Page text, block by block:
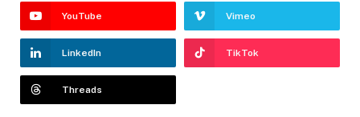
YouTube Vimeo
LinkedIn TikTok
Threads